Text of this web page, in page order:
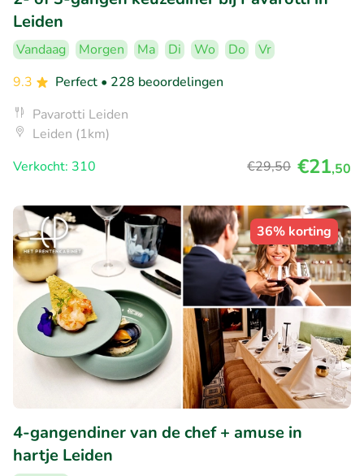
Leiden
Vandaag Morgen Ma Di Wo Do
Vr
9.3
Perfect • 228 beoordelingen
Pavarotti Leiden
Leiden (1km)
Verkocht: 310
€29,50 €21,50
36% korting
4-gangendiner van de chef + amuse in
hartje Leiden